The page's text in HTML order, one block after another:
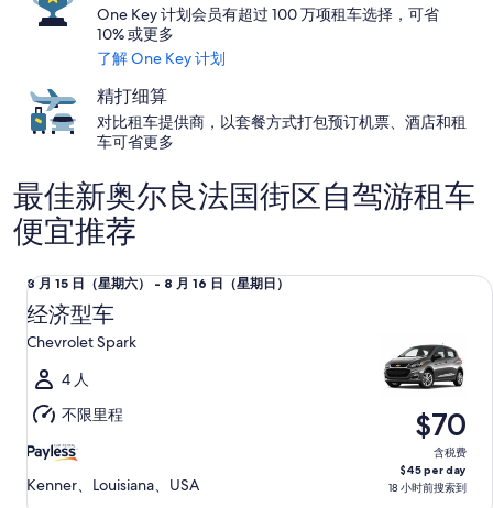
One Key 计划会员有超过 100 万项租车选择，可省
10% 或更多
了解 One Key 计划
精打细算
对比租车提供商，以套餐方式打包预订机票、酒店和租
车可省更多
最佳新奥尔良法国街区自驾游租车
便宜推荐
8
月
15
（星
期
六）
至
8
8 月 15 日（星期六） - 8 月 16 日（星期日）
经济型车
Chevrolet Spark
4 人
不限里程
Kenner、Louisiana、USA
$70
含税费
$45 per day
18 小时前搜索到
经济型车 Chevrolet Spark